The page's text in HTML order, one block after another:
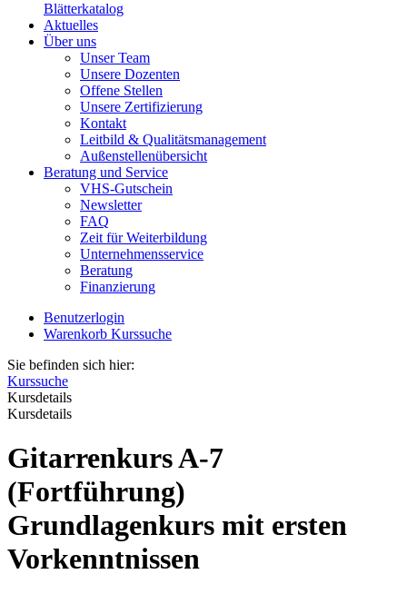
Blätterkatalog
Aktuelles
Über uns
Unser Team
Unsere Dozenten
Offene Stellen
Unsere Zertifizierung
Kontakt
Leitbild & Qualitätsmanagement
Außenstellenübersicht
Beratung und Service
VHS-Gutschein
Newsletter
FAQ
Zeit für Weiterbildung
Unternehmensservice
Beratung
Finanzierung
Benutzerlogin
Warenkorb Kurssuche
Sie befinden sich hier:
Kurssuche
Kursdetails
Kursdetails
Gitarrenkurs A-7
(Fortführung)
Grundlagenkurs mit ersten
Vorkenntnissen